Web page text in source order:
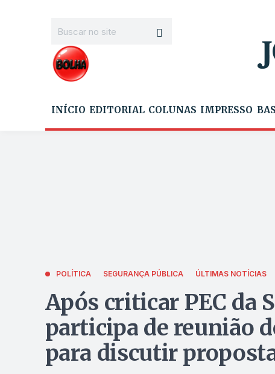
INÍCIO EDITORIAL COLUNAS IMPRESSO
POLÍTICA SEGURANÇA PÚBLICA ÚLTIMAS NOTÍCIAS
Após criticar PEC da
participa de reunião
para discutir